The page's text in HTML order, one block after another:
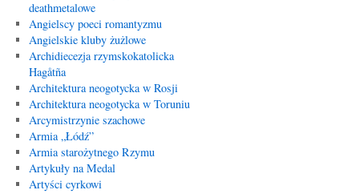
deathmetalowe
Angielscy poeci romantyzmu
Angielskie kluby żużlowe
Archidiecezja rzymskokatolicka
Hagåtña
Architektura neogotycka w Rosji
Architektura neogotycka w Toruniu
Arcymistrzynie szachowe
Armia „Łódź”
Armia starożytnego Rzymu
Artykuły na Medal
Artyści cyrkowi